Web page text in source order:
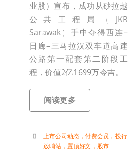
业股）宣布，成功从砂拉越
公共工程局（JKR
Sarawak）手中夺得西连–
日廊–三马拉汉双车道高速
公路第一配套第二阶段工
程，价值2亿1699万令吉。
阅读更多
上市公司动态 ，付费会员 ， 投行
放哨站 ， 置顶好文 ， 股市